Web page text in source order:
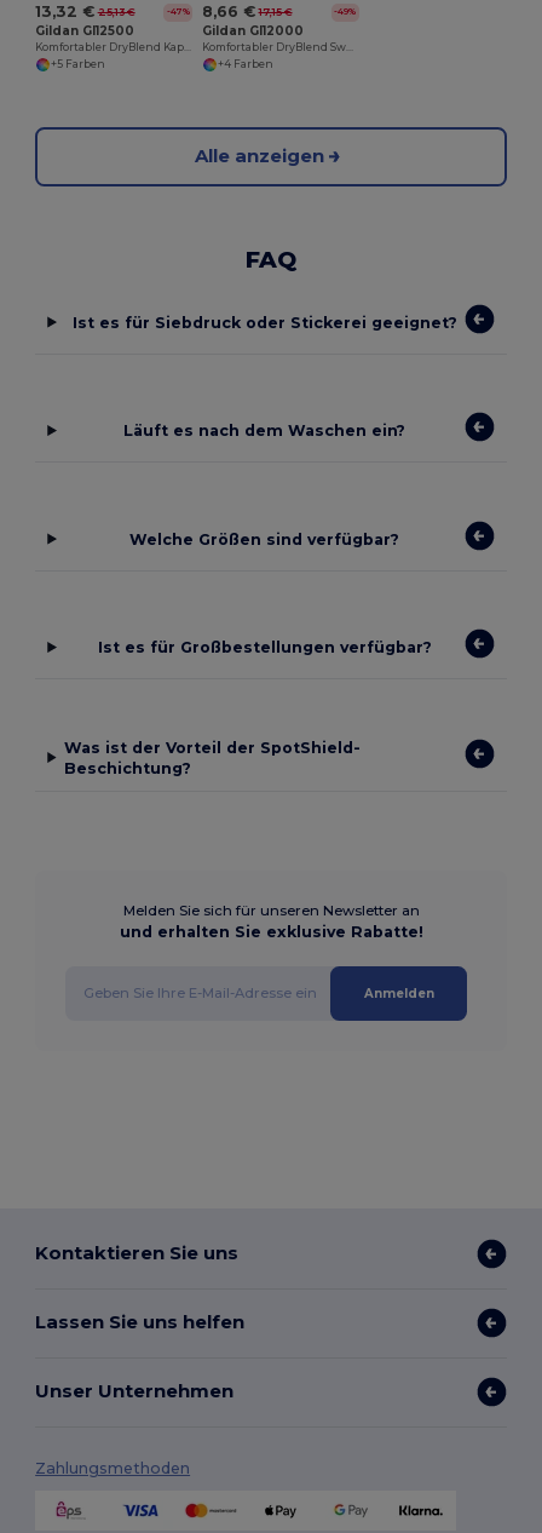
13,32 € 25,13 € -47%
Gildan GI12500
+5 Farben
8,66 € 17,15 € -49%
Gildan GI12000
+4 Farben
Alle anzeigen
FAQ
Ist es für Siebdruck oder Stickerei geeignet?
Läuft es nach dem Waschen ein?
Welche Größen sind verfügbar?
Ist es für Großbestellungen verfügbar?
Was ist der Vorteil der SpotShield-
Beschichtung?
Melden Sie sich für unseren Newsletter an
und erhalten Sie exklusive Rabatte!
Anmelden
Kontaktieren Sie uns
Lassen Sie uns helfen
Unser Unternehmen
Zahlungsmethoden